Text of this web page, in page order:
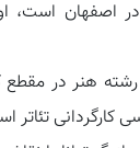
بهزاد داوری متولد ۱۳۵۴ در
هنر در مقطع
کارگردانی تئاتر